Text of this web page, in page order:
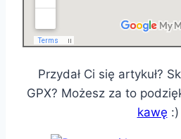
Przydał Ci się artykuł?
GPX? Możesz za to
kawę :)